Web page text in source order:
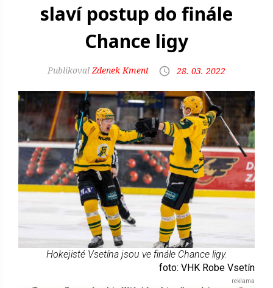
slaví postup do finále
Chance ligy
Zdenek Kment 28. 03. 2022
Hokejisté Vsetína jsou ve finále Chance ligy.
foto: VHK Robe Vsetín